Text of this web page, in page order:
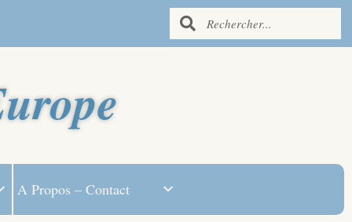
A Propos – Contact